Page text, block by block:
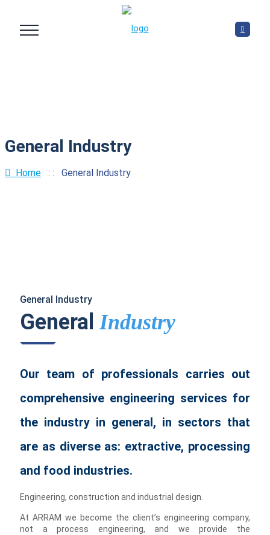
General Industry
Home : : General Industry
General Industry
GeneralIndustry
Our team of professionals carries out
comprehensive engineering services for
the industry in general, in sectors that
are as diverse as: extractive, processing
and food industries.
Engineering, construction and industrial design.
At ARRAM we become the client’s engineering company,
not a process engineering, and we provide the